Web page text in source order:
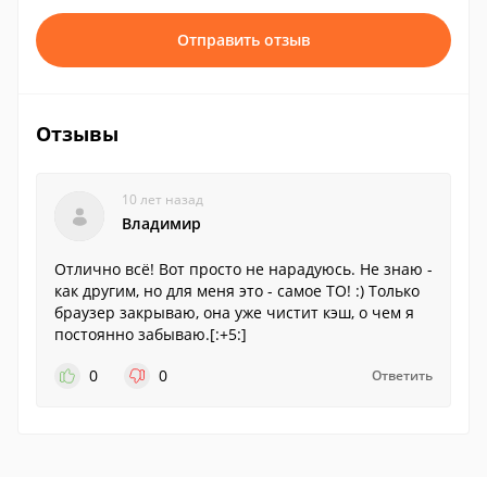
Отправить отзыв
Отзывы
10 лет назад
Владимир
Отлично всё! Вот просто не нарадуюсь. Не знаю -
как другим, но для меня это - самое ТО! :) Только
браузер закрываю, она уже чистит кэш, о чем я
постоянно забываю.[:+5:]
0
0 Ответить